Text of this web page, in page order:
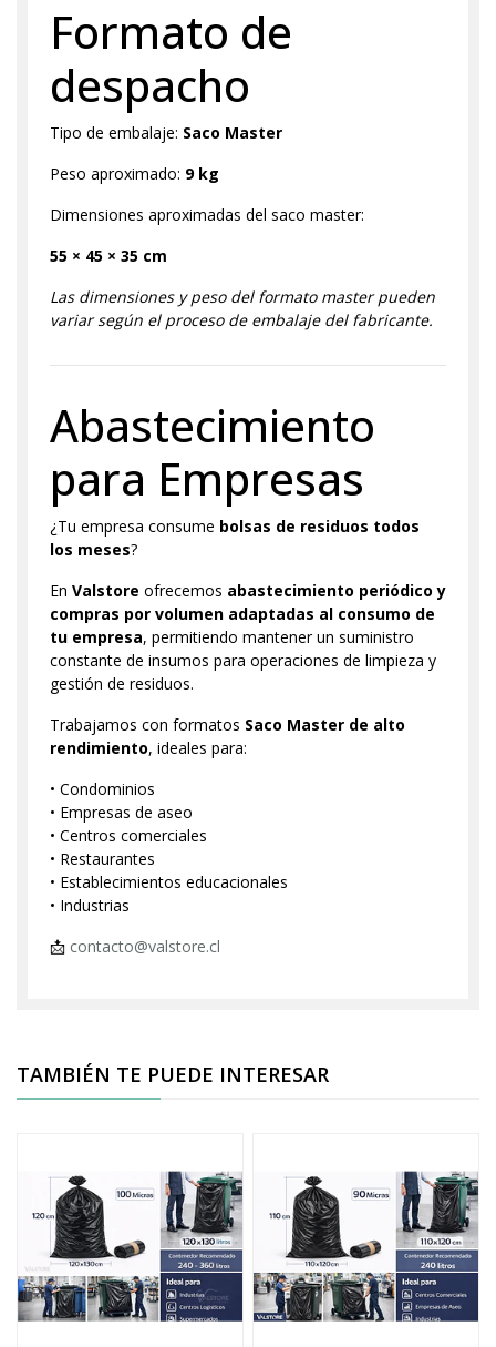
Formato de
despacho
Tipo de embalaje: Saco Master
Peso aproximado: 9 kg
Dimensiones aproximadas del saco master:
55 × 45 × 35 cm
Las dimensiones y peso del formato master pueden
variar según el proceso de embalaje del fabricante.
Abastecimiento
para Empresas
¿Tu empresa consume bolsas de residuos todos
los meses?
En Valstore ofrecemos abastecimiento periódico y
compras por volumen adaptadas al consumo de
tu empresa, permitiendo mantener un suministro
constante de insumos para operaciones de limpieza y
gestión de residuos.
Trabajamos con formatos Saco Master de alto
rendimiento, ideales para:
• Condominios
• Empresas de aseo
• Centros comerciales
• Restaurantes
• Establecimientos educacionales
• Industrias
📩 contacto@valstore.cl
TAMBIÉN TE PUEDE INTERESAR